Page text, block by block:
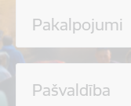
Pakalpojumi
Pašvaldība